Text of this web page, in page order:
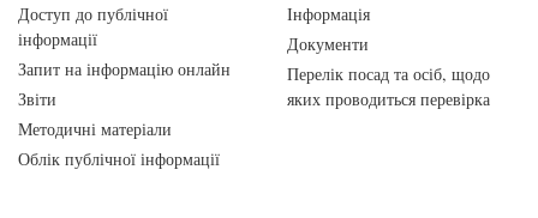
Доступ до публічної
інформації
Запит на інформацію онлайн
Звіти
Методичні матеріали
Облік публічної інформації
Інформація
Документи
Перелік посад та осіб, щодо
яких проводиться перевірка